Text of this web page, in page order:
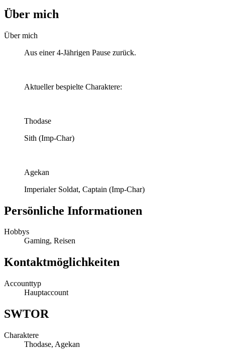
Über mich
Über mich
Aus einer 4-Jährigen Pause zurück.
Aktueller bespielte Charaktere:
Thodase
Sith (Imp-Char)
Agekan
Imperialer Soldat, Captain (Imp-Char)
Persönliche Informationen
Hobbys
Gaming, Reisen
Kontaktmöglichkeiten
Accounttyp
Hauptaccount
SWTOR
Charaktere
Thodase, Agekan